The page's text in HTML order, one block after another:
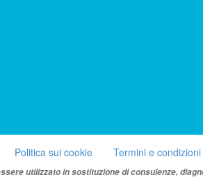
Politica sui cookie Termini e condizioni
utilizzato in sostituzione di consulenze,